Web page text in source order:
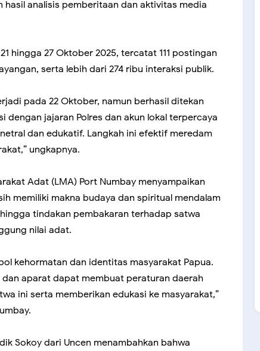
hasil analisis pemberitaan dan aktivitas media
hingga 27 Oktober 2025, tercatat 111 postingan
serta lebih dari 274 ribu interaksi publik.
pada 22 Oktober, namun berhasil ditekan
dengan jajaran Polres dan akun lokal terpercaya
dan edukatif. Langkah ini efektif meredam
ungkapnya.
Adat (LMA) Port Numbay menyampaikan
memiliki makna budaya dan spiritual mendalam
tindakan pembakaran terhadap satwa
nilai adat.
kehormatan dan identitas masyarakat Papua.
aparat dapat membuat peraturan daerah
ini serta memberikan edukasi ke masyarakat,”
Sokoy dari Uncen menambahkan bahwa